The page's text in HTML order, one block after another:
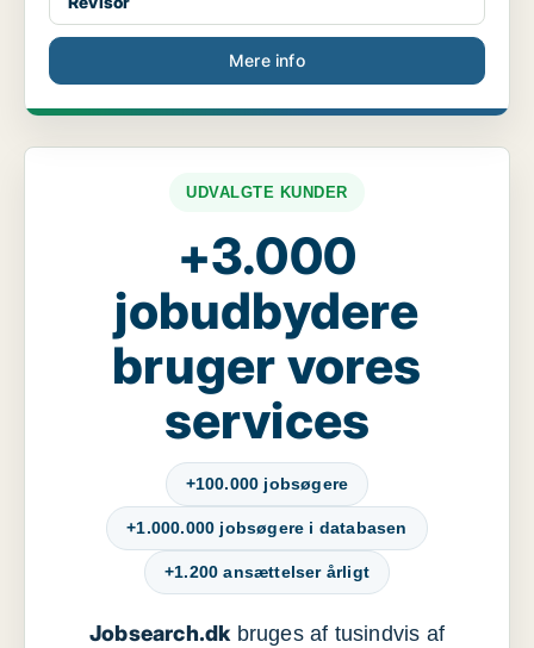
Mere info
UDVALGTE KUNDER
+3.000
jobudbydere
bruger vores
services
+100.000 jobsøgere
+1.000.000 jobsøgere i databasen
+1.200 ansættelser årligt
Jobsearch.dkbruges af tusindvis af